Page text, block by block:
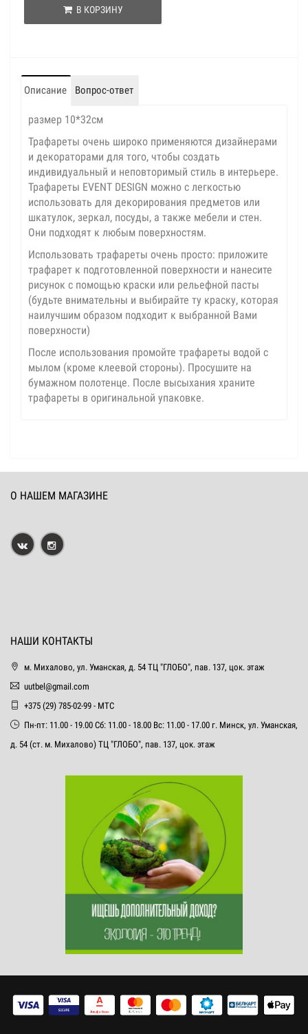
В КОРЗИНУ
Описание Вопрос-ответ
размер 10*32см
Трафареты очень широко применяются дизайнерами
и декораторами для того, чтобы создать
индивидуальный и неповторимый стиль в интерьере.
Трафареты EVENT DESIGN можно с легкостью
использовать для декорирования предметов или
шкатулок, зеркал, посуды, а также мебели и стен.
Они подходят к любым поверхностям.
Использовать трафареты очень просто: приложите
трафарет к подготовленной поверхности и нанесите
рисунок с помощью краски или рельефной пасты
(будьте внимательны и выбирайте ту краску, которая
наилучшим образом подходит к выбранной Вами
поверхности)
После использования промойте трафареты водой с
мылом (кроме клеевой стороны). Просушите на
бумажном полотенце. После высыхания храните
трафареты в оригинальной упаковке.
О НАШЕМ МАГАЗИНЕ
НАШИ КОНТАКТЫ
м. Михалово, ул. Уманская, д. 54 ТЦ "ГЛОБО", пав. 137, цок. этаж
uutbel@gmail.com
+375 (29) 785-02-99 - МТС
Пн-пт: 11.00 - 19.00 Сб: 11.00 - 18.00 Вс: 11.00 - 17.00 г. Минск, ул. Уманская,
д. 54 (ст. м. Михалово) ТЦ "ГЛОБО", пав. 137, цок. этаж